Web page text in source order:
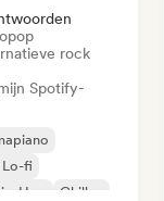
rock
Spotify-
Lo-fi
Hop
Chillen